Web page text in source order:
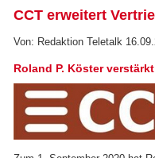
CCT erweitert
Von: Redaktion Teletalk
Roland P. Köster